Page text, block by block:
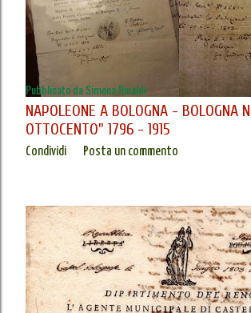
Pubblicato daSimona Rinaldi
NAPOLEONE A BOLOGNA - BOLOGNA
OTTOCENTO" 1796 - 1915
Condividi Posta un commento